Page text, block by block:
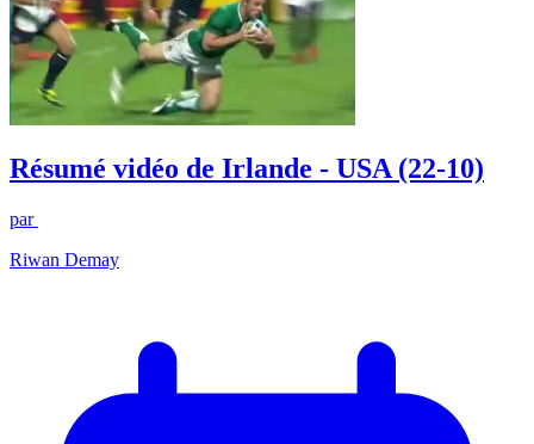
Résumé vidéo de Irlande - USA (22-10)
par
Riwan Demay